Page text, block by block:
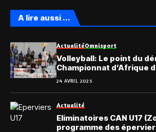
A lire aussi ...
ActualitéOmnisport
Volleyball: Le point du
Championnat d’Afrique
masculins
24 AVRIL 2025
Actualité
Eliminatoires CAN U17
programme des